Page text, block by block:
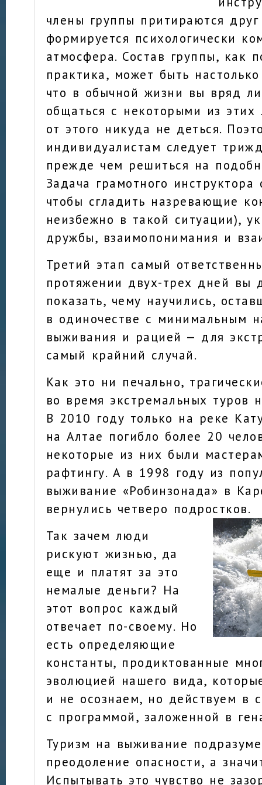
члены группы притираются
формируется психологически
атмосфера. Состав группы, как
практика, может быть
что в обычной жизни вы вряд
общаться с некоторыми из
от этого никуда не деться.
индивидуалистам следует
прежде чем решиться на
Задача грамотного
чтобы сгладить назревающие
неизбежно в такой ситуации),
дружбы, взаимопонимания и
Третий этап самый
протяжении двух-трех дней вы
показать, чему научились,
в одиночестве с минимальным
выживания и рацией — для
самый крайний случай.
Как это ни печально,
во время экстремальных туров
В 2010 году только на реке
на Алтае погибло более 20
некоторые из них были
рафтингу. А в 1998 году из
выживание «Робинзонада» в
вернулись четверо подростков.
Так зачем люди
рискуют жизнью, да
еще и платят за это
немалые деньги? На
этот вопрос каждый
отвечает по-своему. Но
есть определяющие
константы, продиктованные
эволюцией нашего вида,
и не осознаем, но действуем в
с программой, заложенной в
Туризм на выживание
преодоление опасности, а
Испытывать это чувство не